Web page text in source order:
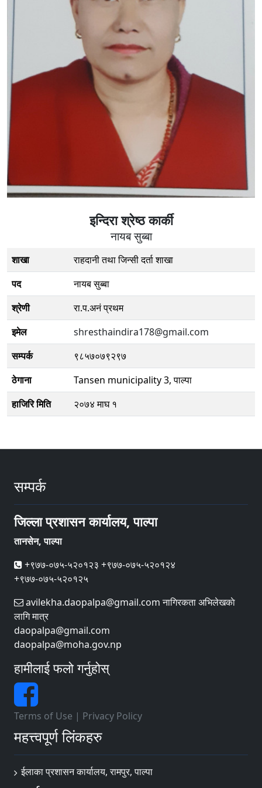
इन्दिरा श्रेष्ठ कार्की
नायब सुब्बा
शाखा
राहदानी तथा जिन्सी दर्ता शाखा
पद
नायब सुब्बा
श्रेणी
रा.प.अनं प्रथम
इमेल
shresthaindira178@gmail.com
सम्पर्क
९८५७०७९२९७
ठेगाना
Tansen municipality 3, पाल्पा
हाजिरि मिति
२०७४ माघ १
सम्पर्क
जिल्ला प्रशासन कार्यालय, पाल्पा
तानसेन, पाल्पा
+९७७-०७५-५२०१२३ +९७७-०७५-५२०१२४
+९७७-०७५-५२०१२५
avilekha.daopalpa@gmail.com नागिरकता अभिलेखकाे
लागि मात्र
daopalpa@gmail.com
daopalpa@moha.gov.np
हामीलाई फलो गर्नुहोस्
Terms of Use | Privacy Policy
महत्त्वपूर्ण लिंकहरु
ईलाका प्रशासन कार्यालय, रामपुर, पाल्पा